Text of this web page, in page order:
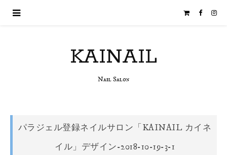
KAINAIL
Nail Salon
パラジェル登録ネイルサロン「KAINAIL カイネ
イル」デザイン-2018-10-19-3-1